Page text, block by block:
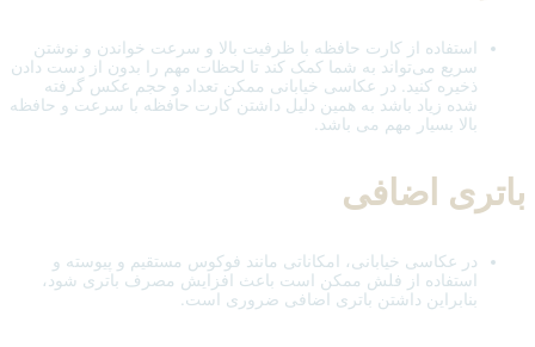
استفاده از کارت حافظه با ظرفیت بالا و سرعت خواندن و نوشتن
سریع می‌تواند به شما کمک کند تا لحظات مهم را بدون از دست دادن
ذخیره کنید. در عکاسی خیابانی ممکن تعداد و حجم عکس گرفته
شده زیاد باشد به همین دلیل داشتن کارت حافظه با سرعت و حافظه
بالا بسیار مهم می باشد.
باتری اضافی
در عکاسی خیابانی، امکاناتی مانند فوکوس مستقیم و پیوسته و
استفاده از فلش ممکن است باعث افزایش مصرف باتری شود،
بنابراین داشتن باتری اضافی ضروری است.